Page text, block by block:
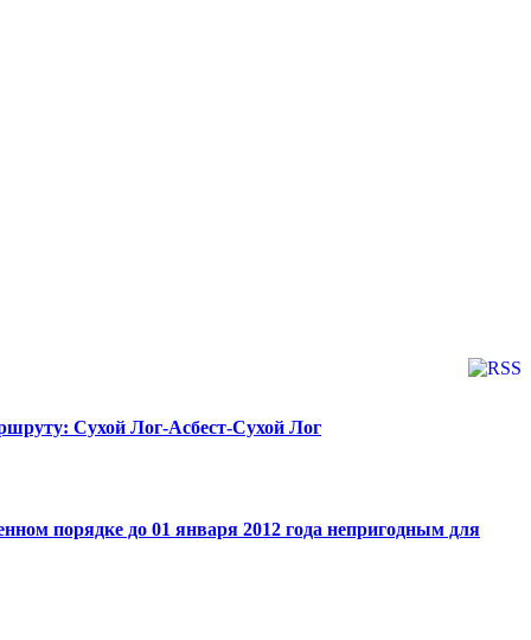
Сухой Лог-Асбест-Сухой Лог
порядке до 01 января 2012 года непригодным для